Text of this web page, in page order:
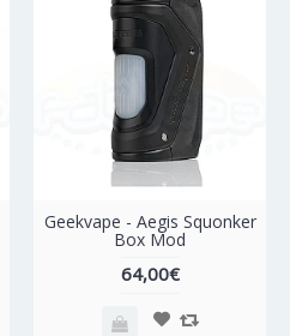
Geekvape - Aegis Squonker
Box Mod
64,00€